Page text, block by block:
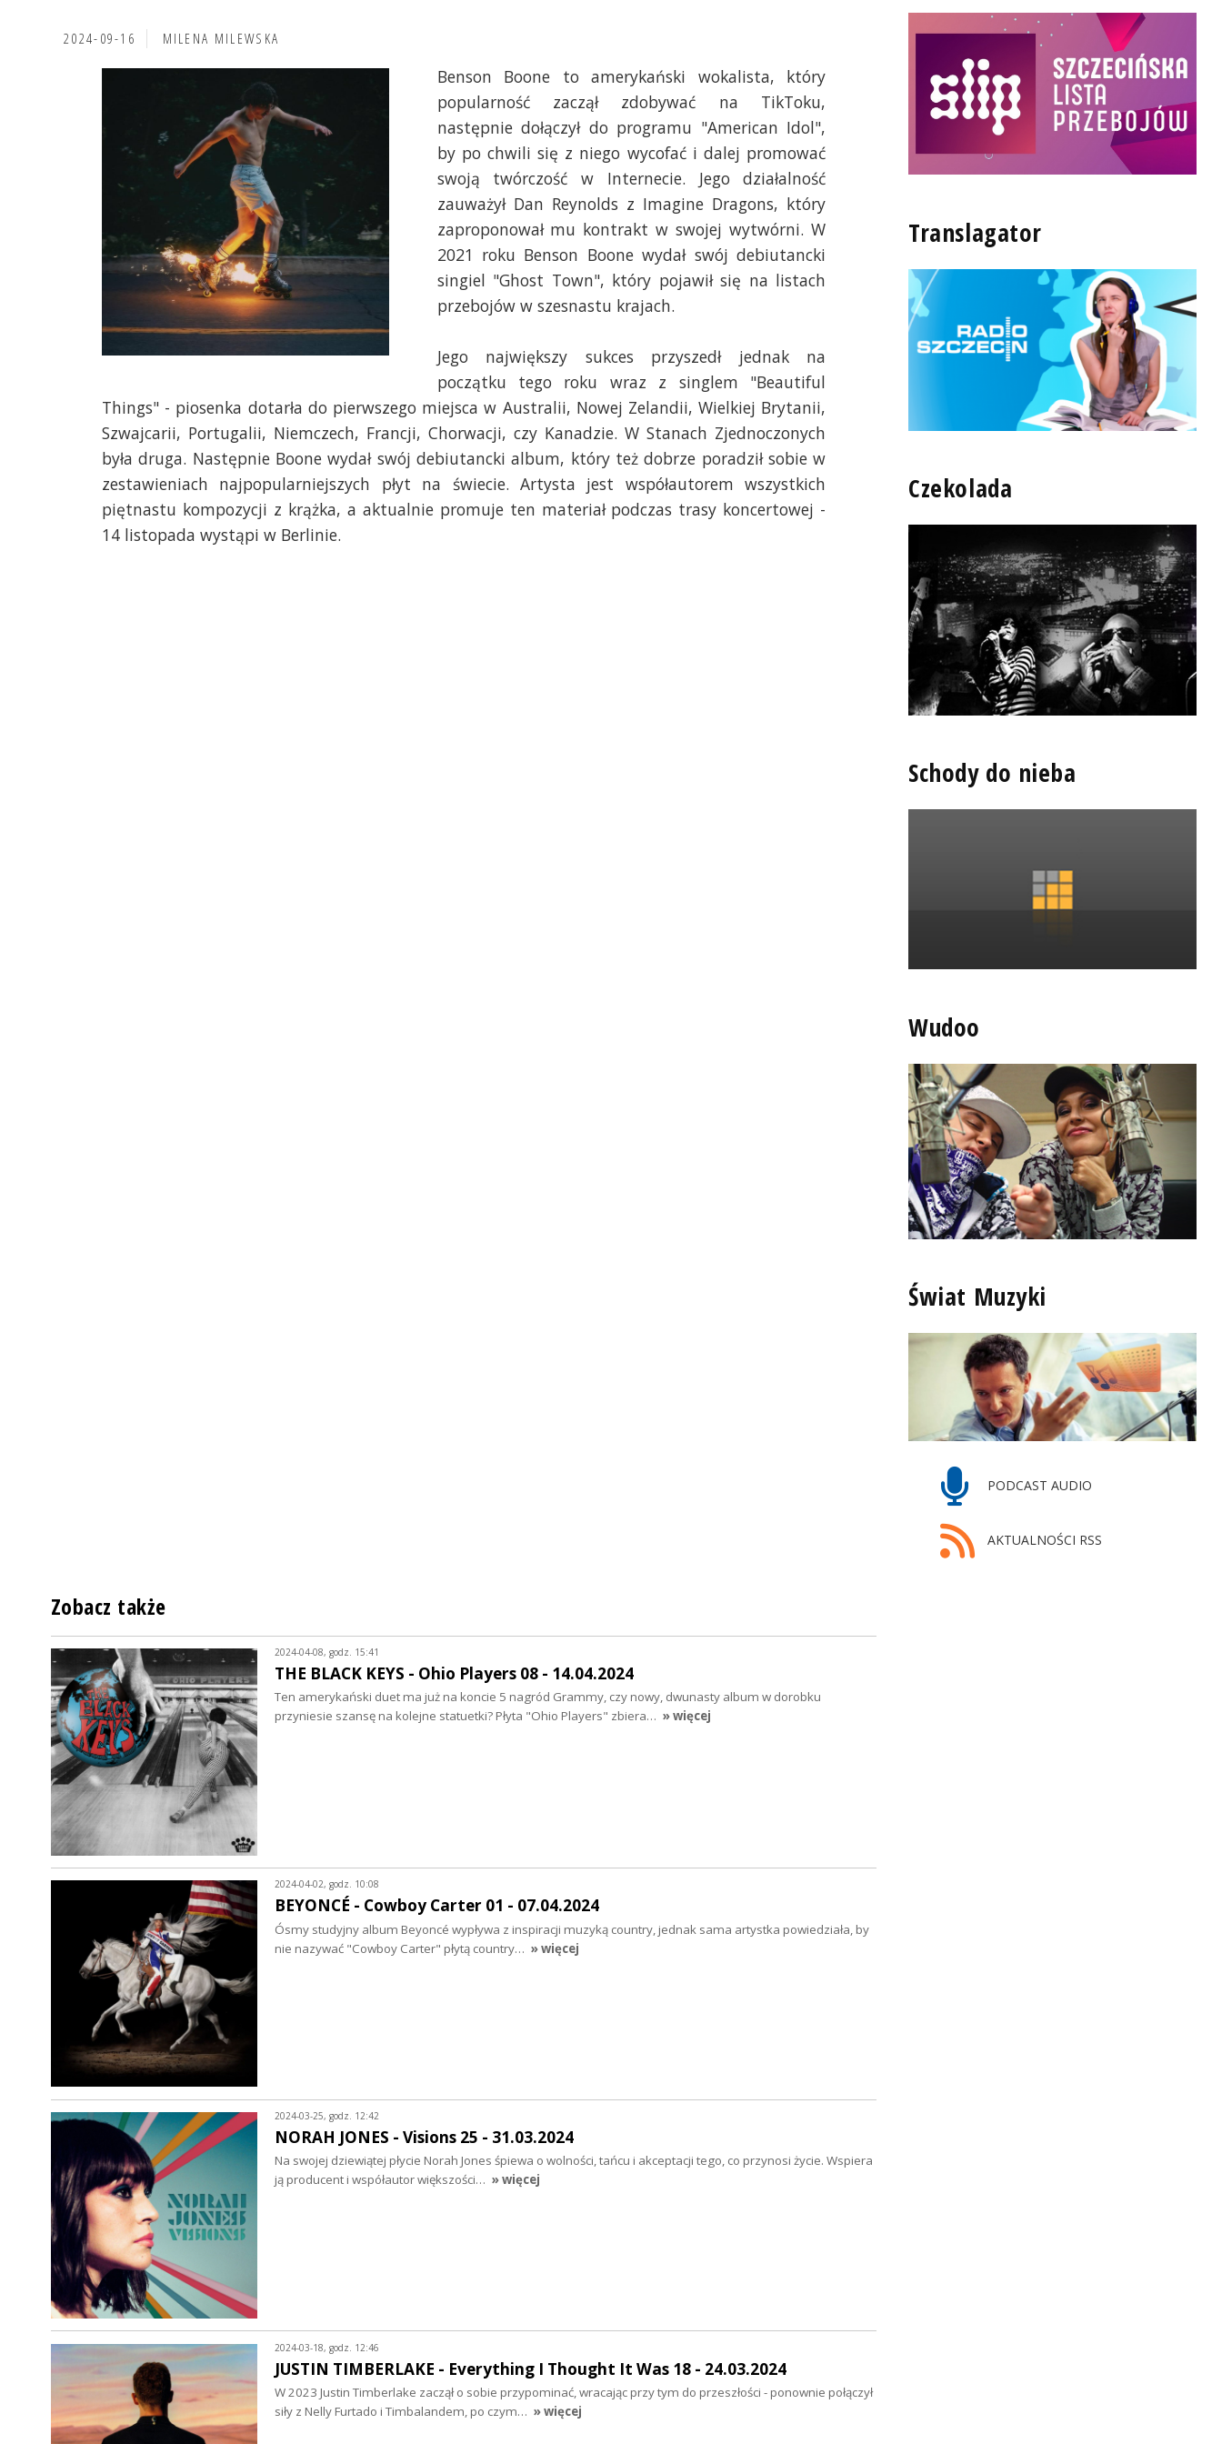
2024-09-16 MILENA MILEWSKA
Benson Boone to amerykański wokalista, który
popularność zaczął zdobywać na TikToku,
następnie dołączył do programu "American Idol",
by po chwili się z niego wycofać i dalej promować
swoją twórczość w Internecie. Jego działalność
zauważył Dan Reynolds z Imagine Dragons, który
zaproponował mu kontrakt w swojej wytwórni. W
2021 roku Benson Boone wydał swój debiutancki
singiel "Ghost Town", który pojawił się na listach
przebojów w szesnastu krajach.
Jego największy sukces przyszedł jednak na
początku tego roku wraz z singlem "Beautiful
Things" - piosenka dotarła do pierwszego miejsca w Australii, Nowej Zelandii, Wielkiej Brytanii,
Szwajcarii, Portugalii, Niemczech, Francji, Chorwacji, czy Kanadzie. W Stanach Zjednoczonych
była druga. Następnie Boone wydał swój debiutancki album, który też dobrze poradził sobie w
zestawieniach najpopularniejszych płyt na świecie. Artysta jest współautorem wszystkich
piętnastu kompozycji z krążka, a aktualnie promuje ten materiał podczas trasy koncertowej -
14 listopada wystąpi w Berlinie.
Translagator
Czekolada
Schody do nieba
Wudoo
Świat Muzyki
PODCAST AUDIO
AKTUALNOŚCI RSS
Zobacz także
2024-04-08, godz. 15:41
THE BLACK KEYS - Ohio Players 08 - 14.04.2024
Ten amerykański duet ma już na koncie 5 nagród Grammy, czy nowy, dwunasty album w dorobku
przyniesie szansę na kolejne statuetki? Płyta "Ohio Players" zbiera… » więcej
2024-04-02, godz. 10:08
BEYONCÉ - Cowboy Carter 01 - 07.04.2024
Ósmy studyjny album Beyoncé wypływa z inspiracji muzyką country, jednak sama artystka powiedziała, by
nie nazywać "Cowboy Carter" płytą country… » więcej
2024-03-25, godz. 12:42
NORAH JONES - Visions 25 - 31.03.2024
Na swojej dziewiątej płycie Norah Jones śpiewa o wolności, tańcu i akceptacji tego, co przynosi życie. Wspiera
ją producent i współautor większości… » więcej
2024-03-18, godz. 12:46
JUSTIN TIMBERLAKE - Everything I Thought It Was 18 - 24.03.2024
W 2023 Justin Timberlake zaczął o sobie przypominać, wracając przy tym do przeszłości - ponownie połączył
siły z Nelly Furtado i Timbalandem, po czym… » więcej